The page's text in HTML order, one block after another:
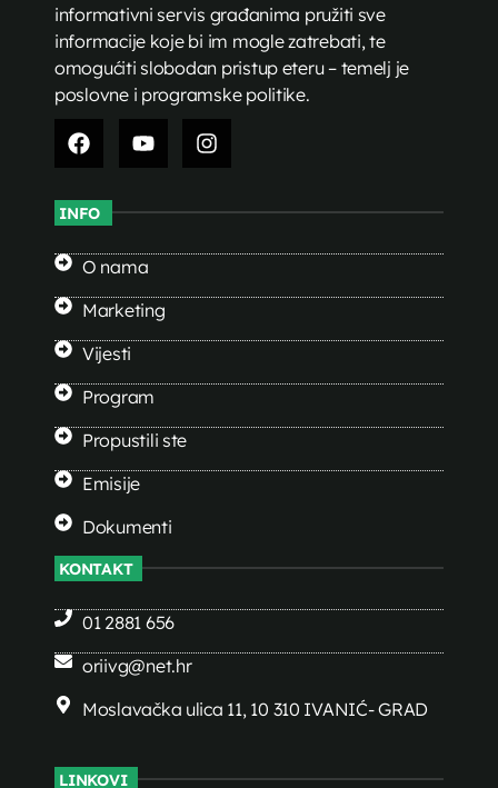
informativni servis građanima pružiti sve
informacije koje bi im mogle zatrebati, te
omogućiti slobodan pristup eteru – temelj je
poslovne i programske politike.
INFO
O nama
Marketing
Vijesti
Program
Propustili ste
Emisije
Dokumenti
KONTAKT
01 2881 656
oriivg@net.hr
Moslavačka ulica 11, 10 310 IVANIĆ- GRAD
LINKOVI